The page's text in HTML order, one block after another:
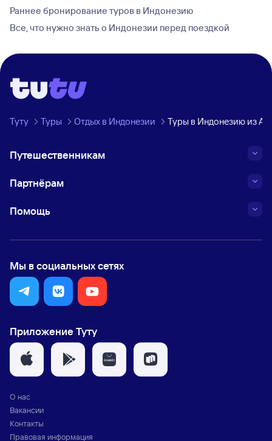
Раннее бронирование туров в Индонезию
Все, что нужно знать о Индонезии перед поездкой
Туту Туры Отдых в Индонезии Туры в Индонезию из
Путешественникам
Партнёрам
Помощь
Мы в социальных сетях
Приложение Туту
О нас
Вакансии
Контакты
Правовая информация